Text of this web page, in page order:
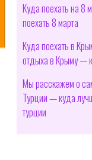
Куда поехать на 8
поехать 8 марта
Куда поехать в
отдыха в Крыму —
Мы расскажем о
Турции — куда
турции